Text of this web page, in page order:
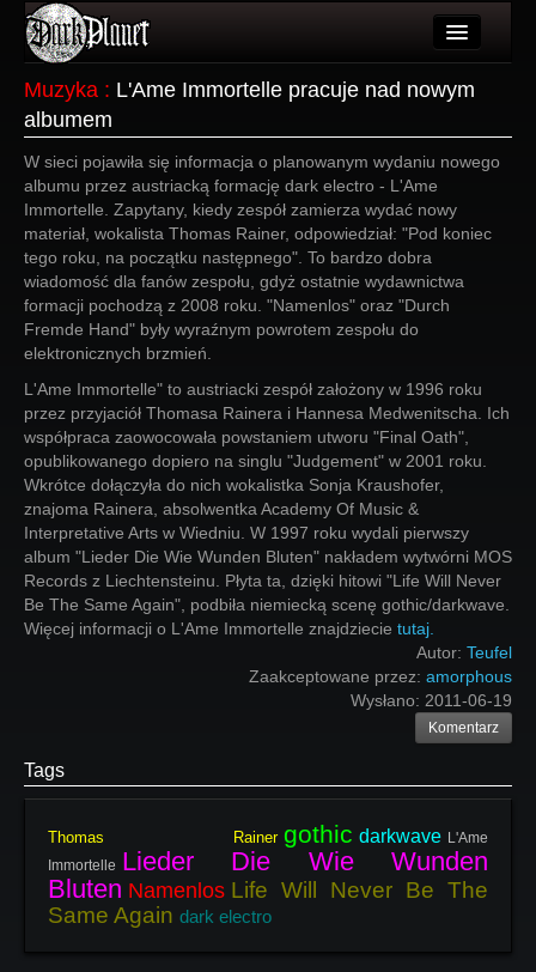
Użytkownicy
Wydarzenia
Galeria
Forum
Więcej
Login
Muzyka : L'Ame Immortelle pracuje nad nowym
albumem
W sieci pojawiła się informacja o planowanym wydaniu nowego
albumu przez austriacką formację dark electro - L'Ame
Immortelle. Zapytany, kiedy zespół zamierza wydać nowy
materiał, wokalista Thomas Rainer, odpowiedział: "Pod koniec
tego roku, na początku następnego". To bardzo dobra
wiadomość dla fanów zespołu, gdyż ostatnie wydawnictwa
formacji pochodzą z 2008 roku. "Namenlos" oraz "Durch
Fremde Hand" były wyraźnym powrotem zespołu do
elektronicznych brzmień.
L'Ame Immortelle" to austriacki zespół założony w 1996 roku
przez przyjaciół Thomasa Rainera i Hannesa Medwenitscha. Ich
współpraca zaowocowała powstaniem utworu "Final Oath",
opublikowanego dopiero na singlu "Judgement" w 2001 roku.
Wkrótce dołączyła do nich wokalistka Sonja Kraushofer,
znajoma Rainera, absolwentka Academy Of Music &
Interpretative Arts w Wiedniu. W 1997 roku wydali pierwszy
album "Lieder Die Wie Wunden Bluten" nakładem wytwórni MOS
Records z Liechtensteinu. Płyta ta, dzięki hitowi "Life Will Never
Be The Same Again", podbiła niemiecką scenę gothic/darkwave.
Więcej informacji o L'Ame Immortelle znajdziecie tutaj.
Autor: Teufel
Zaakceptowane przez: amorphous
Wysłano: 2011-06-19
Komentarz
Tags
Thomas Rainer gothic darkwave L'Ame
Immortelle Lieder Die Wie Wunden
Bluten Namenlos Life Will Never Be The
Same Again dark electro